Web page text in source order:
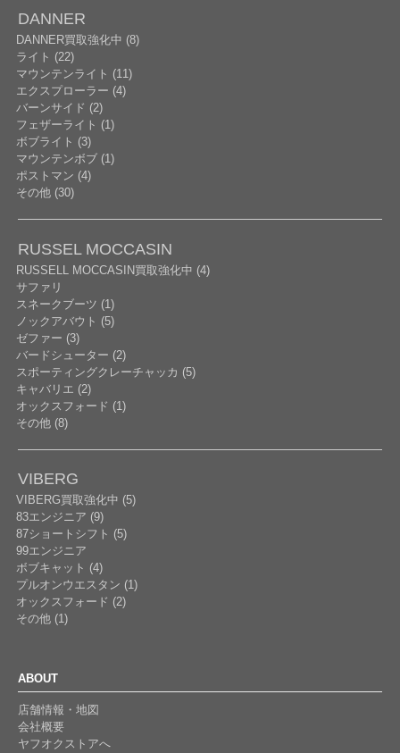
DANNER
DANNER買取強化中 (8)
ライト (22)
マウンテンライト (11)
エクスプローラー (4)
バーンサイド (2)
フェザーライト (1)
ボブライト (3)
マウンテンボブ (1)
ポストマン (4)
その他 (30)
RUSSEL MOCCASIN
RUSSELL MOCCASIN買取強化中 (4)
サファリ
スネークブーツ (1)
ノックアバウト (5)
ゼファー (3)
バードシューター (2)
スポーティングクレーチャッカ (5)
キャバリエ (2)
オックスフォード (1)
その他 (8)
VIBERG
VIBERG買取強化中 (5)
83エンジニア (9)
87ショートシフト (5)
99エンジニア
ボブキャット (4)
プルオンウエスタン (1)
オックスフォード (2)
その他 (1)
ABOUT
店舗情報・地図
会社概要
ヤフオクストアへ